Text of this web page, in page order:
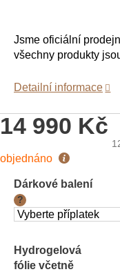
14 990 Kč
Měrná
objednáno
Dárkové balení
?
Hydrogelová
fólie včetně
Jsme oficiální
všechny produkty
Detailní informace